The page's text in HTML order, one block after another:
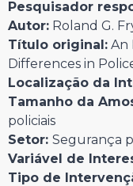
Pesquisador
Autor: Roland G.
Título original: An
Differences in
Localização da
Tamanho da
policiais
Setor: Segurança
Variável de
Tipo de